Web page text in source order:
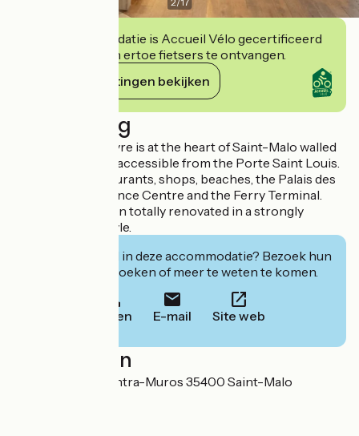
Deze accommodatie is Accueil Vélo gecertificeerd
en verbindt zich ertoe fietsers te ontvangen.
Haar verplichtingen bekijken
Beschrijving
The Hotel du Louvre is at the heart of Saint-Malo walled
town and is easily accessible from the Porte Saint Louis.
It is close to restaurants, shops, beaches, the Palais des
Congrès Conference Centre and the Ferry Terminal.
The hotel has been totally renovated in a strongly
contemporary style.
Geïnteresseerd in deze accommodatie? Bezoek hun
website om te boeken of meer te weten te komen.
Bellen E-mail Site web
Localisation
2 rue des Marins Intra-Muros 35400 Saint-Malo